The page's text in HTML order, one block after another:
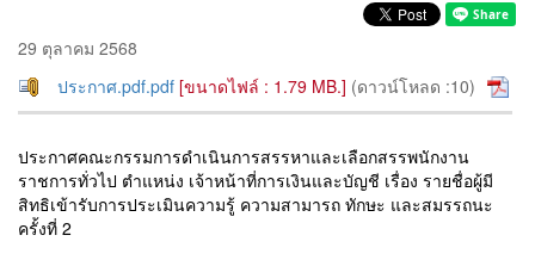
29 ตุลาคม 2568
ประกาศ.pdf.pdf[ขนาดไฟล์ : 1.79 MB.] (ดาวน์โหลด :10)
ประกาศคณะกรรมการดำเนินการสรรหาและเลือกสรรพนักงาน
ราชการทั่วไป ตำแหน่ง เจ้าหน้าที่การเงินและบัญชี เรื่อง รายชื่อผู้มี
สิทธิเข้ารับการประเมินความรู้ ความสามารถ ทักษะ และสมรรถนะ
ครั้งที่ 2